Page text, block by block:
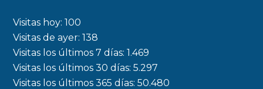
o
k
a
r
Visitas hoy:100
Visitas de ayer:138
Visitas los últimos 7 días:1.469
Visitas los últimos 30 días:5.297
Visitas los últimos 365 días:50.480